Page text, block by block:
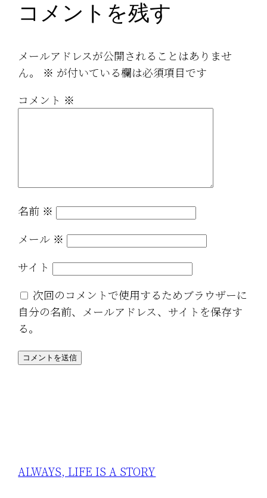
コメントを残す
メールアドレスが公開されることはありませ
ん。
※ が付いている欄は必須項目です
コメント ※
名前 ※
メール ※
サイト
次回のコメントで使用するためブラウザーに
自分の名前、メールアドレス、サイトを保存す
る。
ALWAYS, LIFE IS A STORY